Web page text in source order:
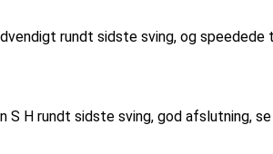
rundt sidste sving, og
S H rundt sidste sving, god afslutning,